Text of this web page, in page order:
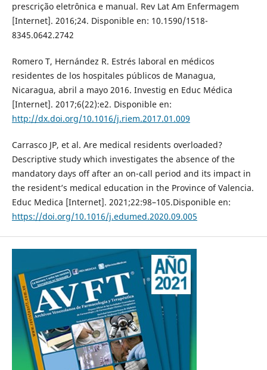
prescrição eletrônica e manual. Rev Lat Am Enfermagem
[Internet]. 2016;24. Disponible en: 10.1590/1518-
8345.0642.2742
Romero T, Hernández R. Estrés laboral en médicos
residentes de los hospitales públicos de Managua,
Nicaragua, abril a mayo 2016. Investig en Educ Médica
[Internet]. 2017;6(22):e2. Disponible en:
http://dx.doi.org/10.1016/j.riem.2017.01.009
Carrasco JP, et al. Are medical residents overloaded?
Descriptive study which investigates the absence of the
mandatory days off after an on-call period and its impact in
the resident’s medical education in the Province of Valencia.
Educ Medica [Internet]. 2021;22:98–105.Disponible en:
https://doi.org/10.1016/j.edumed.2020.09.005